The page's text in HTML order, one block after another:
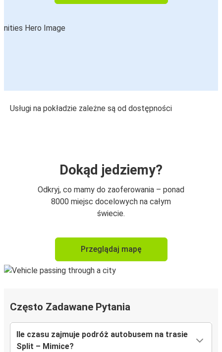
Usługi na pokładzie zależne są od dostępności
Dokąd jedziemy?
Odkryj, co mamy do zaoferowania – ponad
8000 miejsc docelowych na całym
świecie.
Przeglądaj mapę
Często Zadawane Pytania
Ile czasu zajmuje podróż autobusem na trasie
Split – Mimice?